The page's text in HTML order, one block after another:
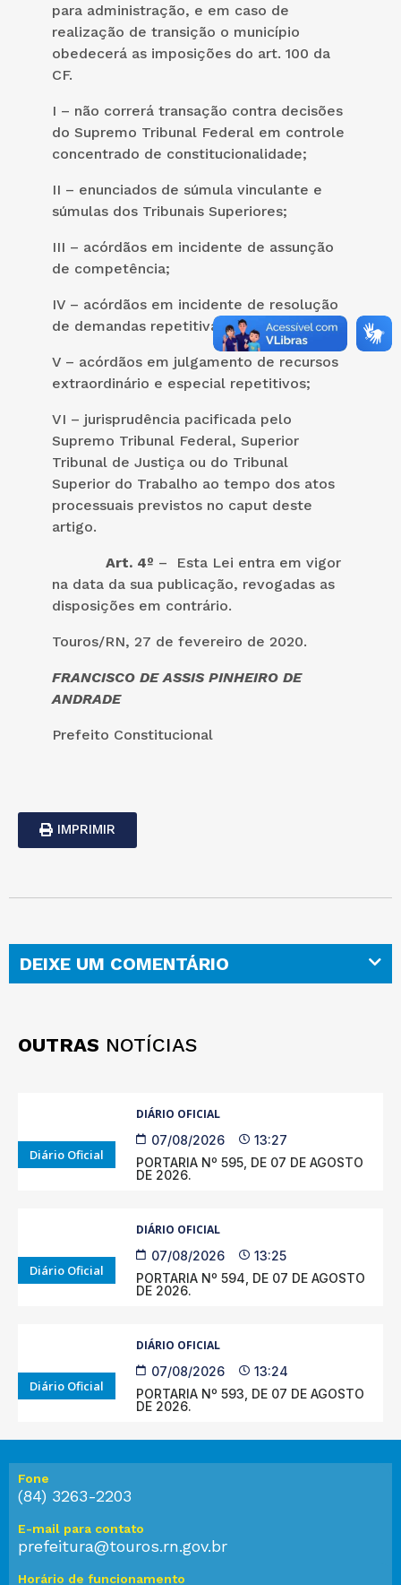
para administração, e em caso de
realização de transição o município
obedecerá as imposições do art. 100 da
CF.
I – não correrá transação contra decisões
do Supremo Tribunal Federal em controle
concentrado de constitucionalidade;
II – enunciados de súmula vinculante e
súmulas dos Tribunais Superiores;
III – acórdãos em incidente de assunção
de competência;
IV – acórdãos em incidente de resolução
de demandas repetitivas;
V – acórdãos em julgamento de recursos
extraordinário e especial repetitivos;
VI – jurisprudência pacificada pelo
Supremo Tribunal Federal, Superior
Tribunal de Justiça ou do Tribunal
Superior do Trabalho ao tempo dos atos
processuais previstos no caput deste
artigo.
Art. 4º – Esta Lei entra em vigor
na data da sua publicação, revogadas as
disposições em contrário.
Touros/RN, 27 de fevereiro de 2020.
FRANCISCO DE ASSIS PINHEIRO DE
ANDRADE
Prefeito Constitucional
IMPRIMIR
DEIXE UM COMENTÁRIO
OUTRAS NOTÍCIAS
Diário Oficial
DIÁRIO OFICIAL
07/08/2026
13:27
PORTARIA Nº 595, DE 07 DE AGOSTO
DE 2026.
Diário Oficial
DIÁRIO OFICIAL
07/08/2026
13:25
PORTARIA Nº 594, DE 07 DE AGOSTO
DE 2026.
Diário Oficial
DIÁRIO OFICIAL
07/08/2026
13:24
PORTARIA Nº 593, DE 07 DE AGOSTO
DE 2026.
Fone
(84) 3263-2203
E-mail para contato
prefeitura@touros.rn.gov.br
Horário de funcionamento